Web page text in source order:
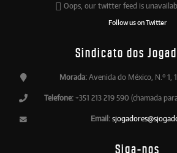
Oops, our twitter feed is
Follow us on Twitter
Sindicato dos
Morada:Avenida do México, N.º 1,
Telefone: +351 213 219 590 (chamada
Email:
Siga-nos